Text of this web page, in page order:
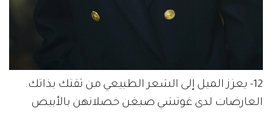
12- يعزز الميل إلى الشعر الطبيعي من ثقتك بذاتك.
العارضات لدى غوتشي صبغن خصلاتهن بالأبيض